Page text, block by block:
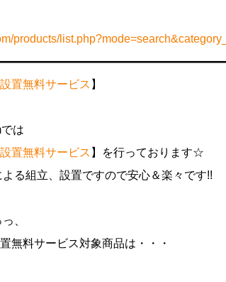
products/
置無料サービス 】
は
置無料サービス 】を行っております☆
る組立、設置ですので安心＆楽々です!!
、
無料サービス対象商品は・・・